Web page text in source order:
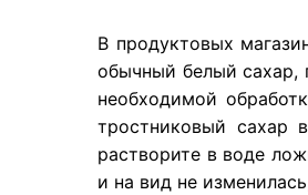
В продуктовых
обычный белый сахар,
необходимой
тростниковый сахар
растворите в воде
и на вид не